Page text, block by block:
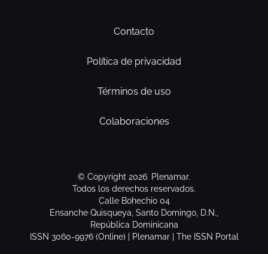
Contacto
Política de privacidad
Términos de uso
Colaboraciones
© Copyright 2026. Plenamar.
Todos los derechos reservados.
Calle Bohechio 04
Ensanche Quisqueya, Santo Domingo, D.N.,
República Dominicana
ISSN 3060-9976 (Online) | Plenamar | The ISSN Portal